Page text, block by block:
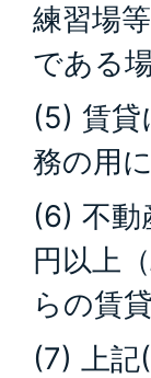
練習場
である
(5) 賃貸
務の用
(6) 不動
円以上
らの賃
(7) 上記